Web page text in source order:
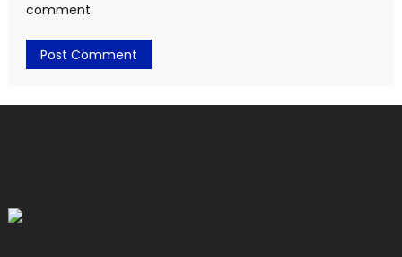
comment.